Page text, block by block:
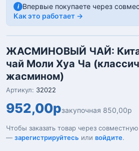
i Впервые покупаете через
Как это работает →
ЖАСМИНОВЫЙ ЧАЙ:
чай Моли Хуа Ча
жасмином)
Артикул: 32022
952,00рзакупочная 850,00р
Чтобы заказать товар через
— зарегистрируйтесь или войдите.